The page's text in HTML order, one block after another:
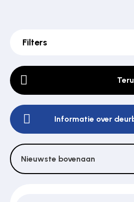
Pulsgevers
Sloten
Toegangscontrole
Filters
Informatie over
Nieuwste bovenaan